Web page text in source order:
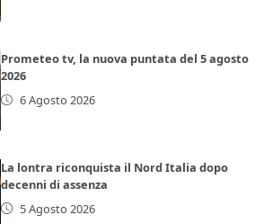
Prometeo tv, la nuova puntata del 5 agosto
2026
6 Agosto 2026
La lontra riconquista il Nord Italia dopo
decenni di assenza
5 Agosto 2026